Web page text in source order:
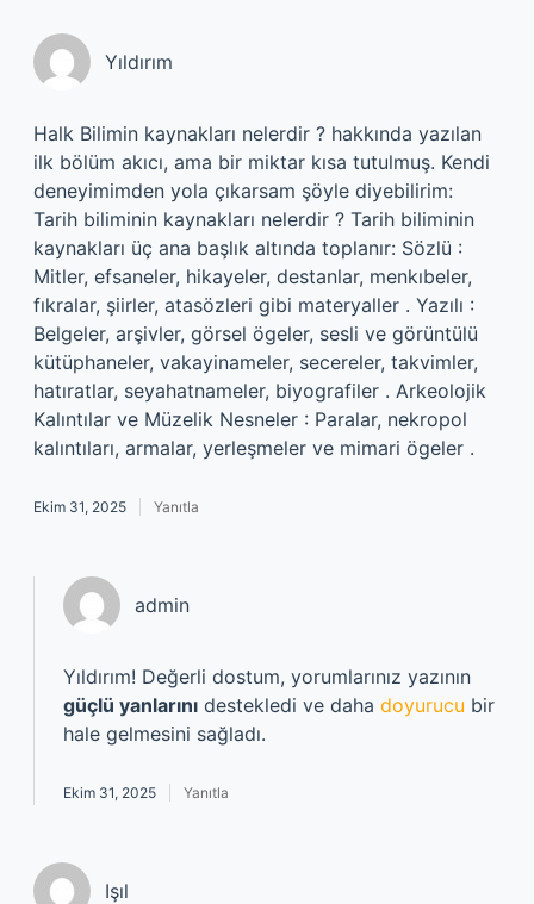
Yıldırım
Halk Bilimin kaynakları nelerdir ? hakkında yazılan
ilk bölüm akıcı, ama bir miktar kısa tutulmuş. Kendi
deneyimimden yola çıkarsam şöyle diyebilirim:
Tarih biliminin kaynakları nelerdir ? Tarih biliminin
kaynakları üç ana başlık altında toplanır: Sözlü :
Mitler, efsaneler, hikayeler, destanlar, menkıbeler,
fıkralar, şiirler, atasözleri gibi materyaller . Yazılı :
Belgeler, arşivler, görsel ögeler, sesli ve görüntülü
kütüphaneler, vakayinameler, secereler, takvimler,
hatıratlar, seyahatnameler, biyografiler . Arkeolojik
Kalıntılar ve Müzelik Nesneler : Paralar, nekropol
kalıntıları, armalar, yerleşmeler ve mimari ögeler .
Ekim 31, 2025 Yanıtla
admin
Yıldırım! Değerli dostum, yorumlarınız yazının
güçlü yanlarını destekledi ve daha doyurucu bir
hale gelmesini sağladı.
Ekim 31, 2025 Yanıtla
Işıl